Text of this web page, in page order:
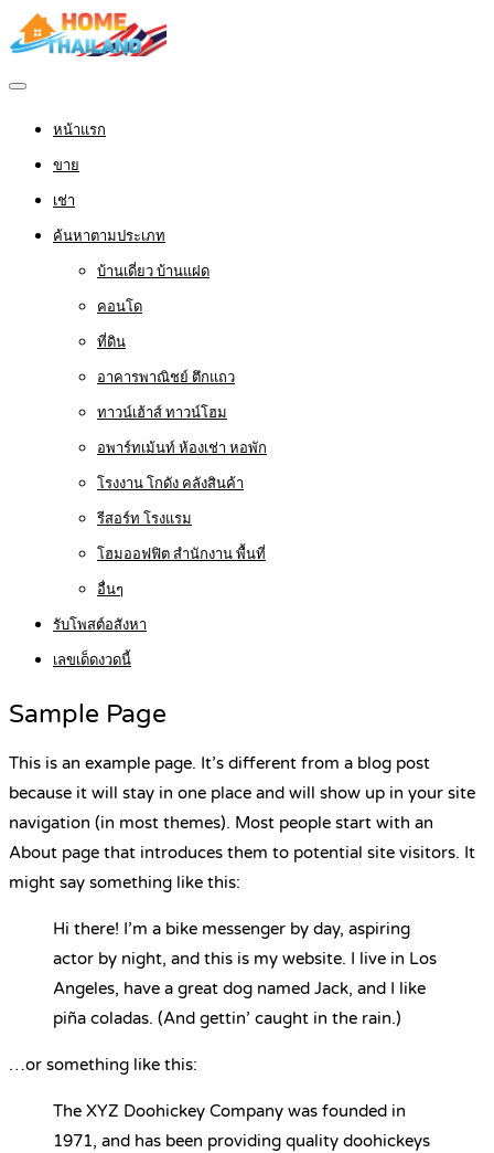
หน้าแรก
ขาย
เช่า
ค้นหาตามประเภท
บ้านเดี่ยว บ้านแฝด
คอนโด
ที่ดิน
อาคารพาณิชย์ ตึกแถว
ทาวน์เฮ้าส์ ทาวน์โฮม
อพาร์ทเม้นท์ ห้องเช่า หอพัก
โรงงาน โกดัง คลังสินค้า
รีสอร์ท โรงแรม
โฮมออฟฟิต สำนักงาน พื้นที่
อื่นๆ
รับโพสต์อสังหา
เลขเด็ดงวดนี้
Sample Page
This is an example page. It’s different from a blog post
because it will stay in one place and will show up in your site
navigation (in most themes). Most people start with an
About page that introduces them to potential site visitors. It
might say something like this:
Hi there! I’m a bike messenger by day, aspiring
actor by night, and this is my website. I live in Los
Angeles, have a great dog named Jack, and I like
piña coladas. (And gettin’ caught in the rain.)
…or something like this:
The XYZ Doohickey Company was founded in
1971, and has been providing quality doohickeys